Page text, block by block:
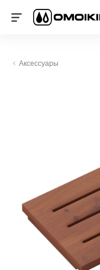
Аксессуары